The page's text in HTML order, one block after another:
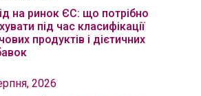
на ринок ЄС: що потрібно
під час класифікації
продуктів і дієтичних
2026